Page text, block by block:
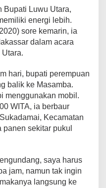
Bupati Luwu Utara,
energi lebih.
sore kemarin, ia
dalam acara
hari, bupati perempuan
balik ke Masamba.
menggunakan mobil.
WITA, ia berbaur
Kecamatan
sekitar pukul
saya harus
jam, namun tak ingin
langsung ke